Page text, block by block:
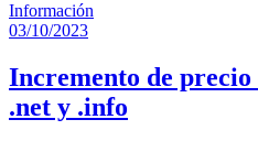
Información
03/10/2023
Incremento de precio
.net y .info